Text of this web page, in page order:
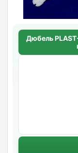
Дюбель